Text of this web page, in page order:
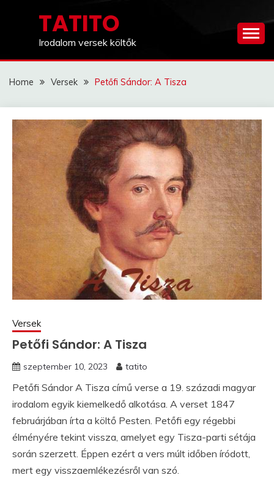
TATITO
Irodalom versek költők
Home Versek Petőfi Sándor: A Tisza
Versek
Petőfi Sándor: A Tisza
szeptember 10, 2023 tatito
Petőfi Sándor A Tisza című verse a 19. századi magyar
irodalom egyik kiemelkedő alkotása. A verset 1847
februárjában írta a költő Pesten. Petőfi egy régebbi
élményére tekint vissza, amelyet egy Tisza-parti sétája
során szerzett. Éppen ezért a vers múlt időben íródott,
mert egy visszaemlékezésről van szó.